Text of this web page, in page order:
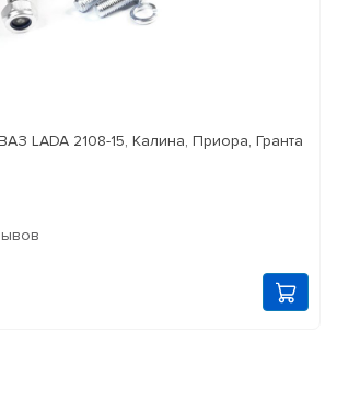
LADA 2108-15, Калина, Приора, Гранта